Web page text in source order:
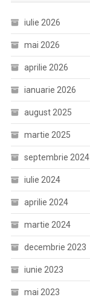
iulie 2026
mai 2026
aprilie 2026
ianuarie 2026
august 2025
martie 2025
septembrie 2024
iulie 2024
aprilie 2024
martie 2024
decembrie 2023
iunie 2023
mai 2023